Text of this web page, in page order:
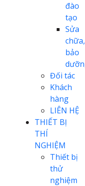
đào
tạo
Sửa
chữa,
bảo
Đối tác
Khách
hàng
LIÊN HỆ
THIẾT BỊ
THÍ
NGHIỆM
Thiết bị
thử
nghiệm